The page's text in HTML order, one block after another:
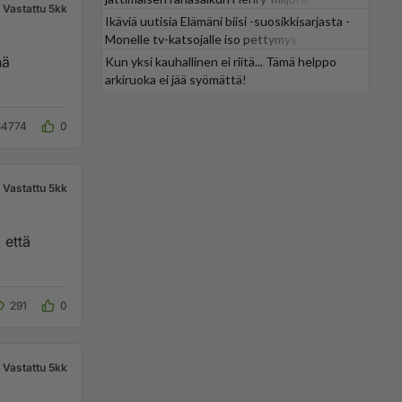
Vastattu 5kk
0
Vastattu 5kk
291 0
Vastattu 5kk
Ikäviä uutisia Elämäni biisi -suosikkisarjasta -
Monelle tv-katsojalle iso pettymys
Kun yksi kauhallinen ei riitä... Tämä helppo
arkiruoka ei jää syömättä!